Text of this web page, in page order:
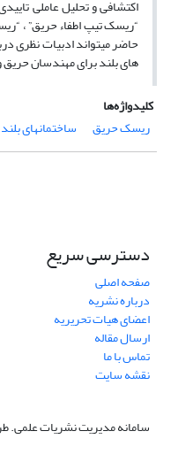
اکتشافی و تحلیل عاملی
“ریسک تیپ اطفاء حریق” ،
حاضر میتواند ادبیات نظری
های بلند برای مهندسان
کلیدواژه‌ها
ریسک حریق
ساختمانهای بلند
دسترسی سریع
صفحه اصلی
درباره نشریه
اعضای هیات تحریریه
ارسال مقاله
تماس با ما
نقشه سایت
سامانه مدیریت نشریات علمی.